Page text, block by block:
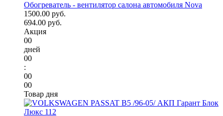
Обогреватель - вентилятор салона автомобиля Nova
1500.00 руб.
694.00 руб.
Акция
00
дней
00
:
00
00
Товар дня